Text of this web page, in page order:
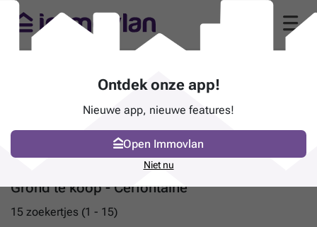
Grond te koop - Cerfontaine
15 zoekertjes (1 - 15)
Ontdek onze app!
Nieuwe app, nieuwe features!
Open Immovlan
Niet nu